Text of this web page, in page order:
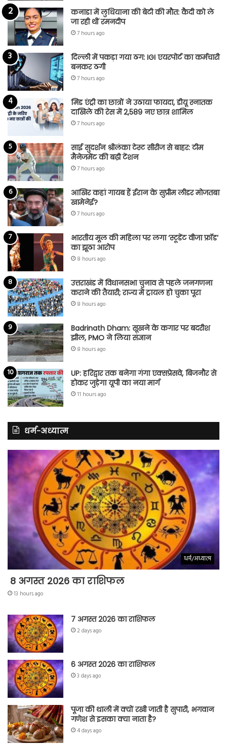
कनाडा में लुधियाना की बेटी की माैत: कैदी को ले
जा रही थीं रमनदीप
7 hours ago
दिल्ली में पकड़ा गया ठग: IGI एयरपोर्ट का कर्मचारी
बनकर ठगी
7 hours ago
मिड एंट्री का छात्रों ने उठाया फायदा, डीयू स्नातक
दाखिले की रेस में 2,589 नए छात्र शामिल
7 hours ago
साई सुदर्शन श्रीलंका टेस्ट सीरीज से बाहर: टीम
मैनेजमेंट की बढ़ी टेंशन
7 hours ago
आखिर कहां गायब हैं ईरान के सुप्रीम लीडर मोजतबा
खामेनेई?
7 hours ago
भारतीय मूल की महिला पर लगा ‘स्टूडेंट वीजा फ्रॉड’
का झूठा आरोप
8 hours ago
उत्तराखंड में विधानसभा चुनाव से पहले जनगणना
कराने की तैयारी; राज्य में ट्रायल हो चुका पूरा
8 hours ago
Badrinath Dham: सूखने के कगार पर बदरीश
झील, PMO ने लिया संज्ञान
8 hours ago
UP: हरिद्वार तक बनेगा गंगा एक्सप्रेसवे, बिजनौर से
होकर जुड़ेगा यूपी का नया मार्ग
11 hours ago
धर्म-अध्यात्म
धर्म/अध्यात्म
8 अगस्त 2026 का राशिफल
13 hours ago
7 अगस्त 2026 का राशिफल
2 days ago
6 अगस्त 2026 का राशिफल
3 days ago
पूजा की थाली में क्यों रखी जाती है सुपारी, भगवान
गणेश से इसका क्या नाता है?
4 days ago